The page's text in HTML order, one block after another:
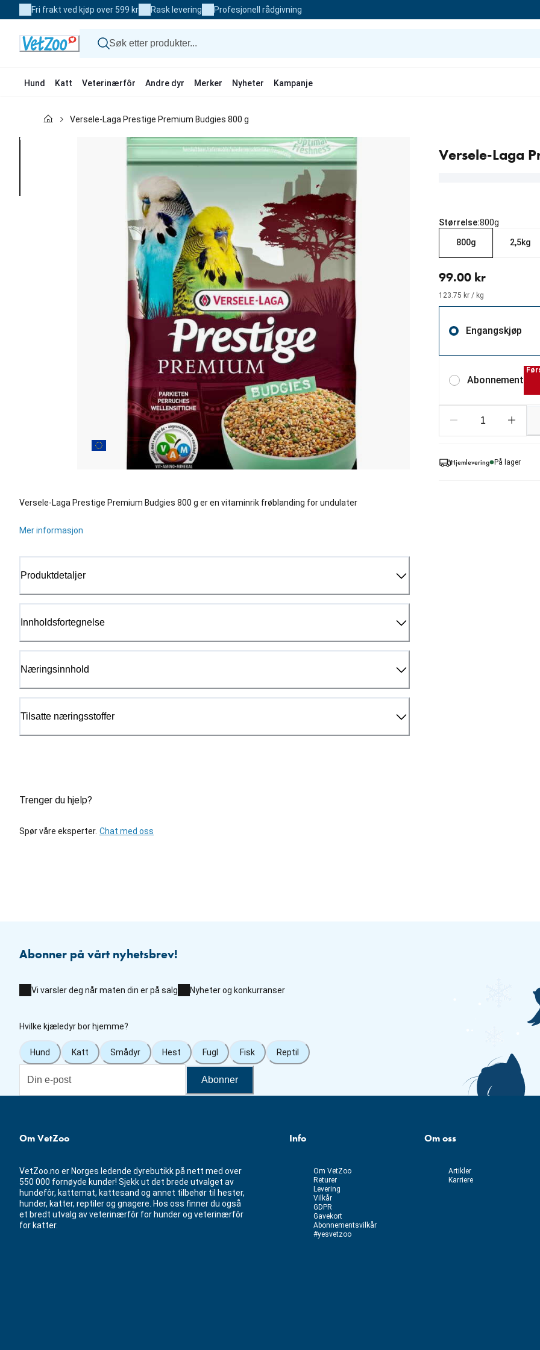
to
Fri frakt ved kjøp over 599 kr Rask levering Profesjonell rådgivning
Hund Katt Veterinærfôr Andre dyr Merker Nyheter Kampanje
Versele-Laga Prestige Premium Budgies 800 g
Versele-Laga
Versele-Laga Prestige Premium Budgies 800 g er en vitaminrik frøblanding for undulater
Mer informasjon
Produktdetaljer
Innholdsfortegnelse
Næringsinnhold
Tilsatte næringsstoffer
Trenger du hjelp?
Spør våre eksperter. Chat med oss
Størrelse:800g
800g 2,5kg
99.00 kr
123.75 kr / kg
Engangskjøp
Abonnement
Hjemlevering På lager
Abonner på vårt nyhetsbrev!
Vi varsler deg når maten din er på salg Nyheter og konkurranser
Hvilke kjæledyr bor hjemme?
Hund Katt Smådyr Hest Fugl Fisk Reptil
Abonner
Om VetZoo
VetZoo.no er Norges ledende dyrebutikk på nett med over
550 000 fornøyde kunder! Sjekk ut det brede utvalget av
hundefôr, kattemat, kattesand og annet tilbehør til hester,
hunder, katter, reptiler og gnagere. Hos oss finner du også
et bredt utvalg av veterinærfôr for hunder og veterinærfôr
for katter.
Info
Om VetZoo
Returer
Levering
Vilkår
GDPR
Gavekort
Abonnementsvilkår
#yesvetzoo
Om oss
Artikler
Karriere